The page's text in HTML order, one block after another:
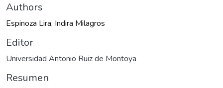
Authors
Espinoza Lira, Indira Milagros
Editor
Universidad Antonio Ruiz de Montoya
Resumen